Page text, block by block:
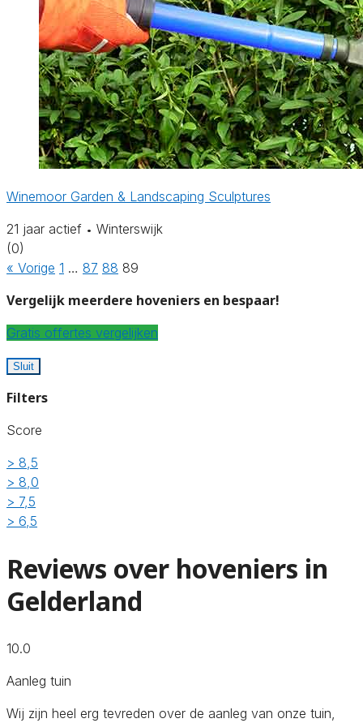
Winemoor Garden & Landscaping Sculptures
21 jaar actief • Winterswijk
(0)
« Vorige 1 … 87 88 89
Vergelijk meerdere hoveniers en bespaar!
Gratis offertes vergelijken
Sluit
Filters
Score
> 8,5
> 8,0
> 7,5
> 6,5
Reviews over hoveniers in
Gelderland
10.0
Aanleg tuin
Wij zijn heel erg tevreden over de aanleg van onze tuin,